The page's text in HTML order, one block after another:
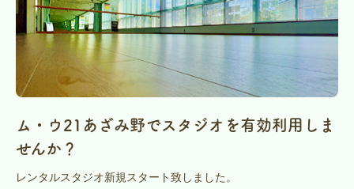
ム・ウ21あざみ野でスタジオを有効利用しま
せんか？
レンタルスタジオ新規スタート致しました。